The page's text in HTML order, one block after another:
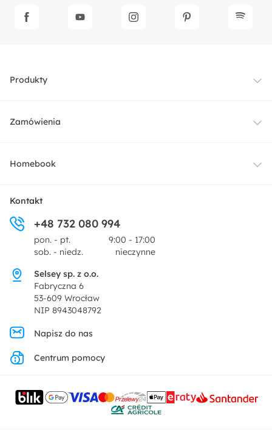
Produkty
Meble
Dekoracje i akcesoria
Promocje
Zamówienia
Dostawa
Zwroty
Pytania i odpowiedzi
Homebook
O nas
Centrum prasowe
Regulamin
Polityka prywatności
Ustawienia prywatności
Kontakt
Kontakt
+48 732 080 994
pon. - pt.
9:00 - 17:00
sob. - niedz.
nieczynne
Selsey sp. z o.o.
Fabryczna 6
53-609 Wrocław
NIP 8943048792
Napisz do nas
Centrum pomocy